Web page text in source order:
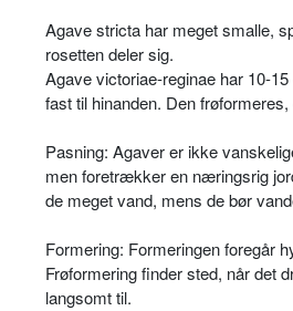
Agave stricta har meget smalle,
rosetten deler sig.
Agave victoriae-reginae har 10-
fast til hinanden. Den
Pasning: Agaver er ikke
men foretrækker en næringsrig
de meget vand, mens de bør
Formering: Formeringen foregår
Frøformering finder sted, når det
langsomt til.